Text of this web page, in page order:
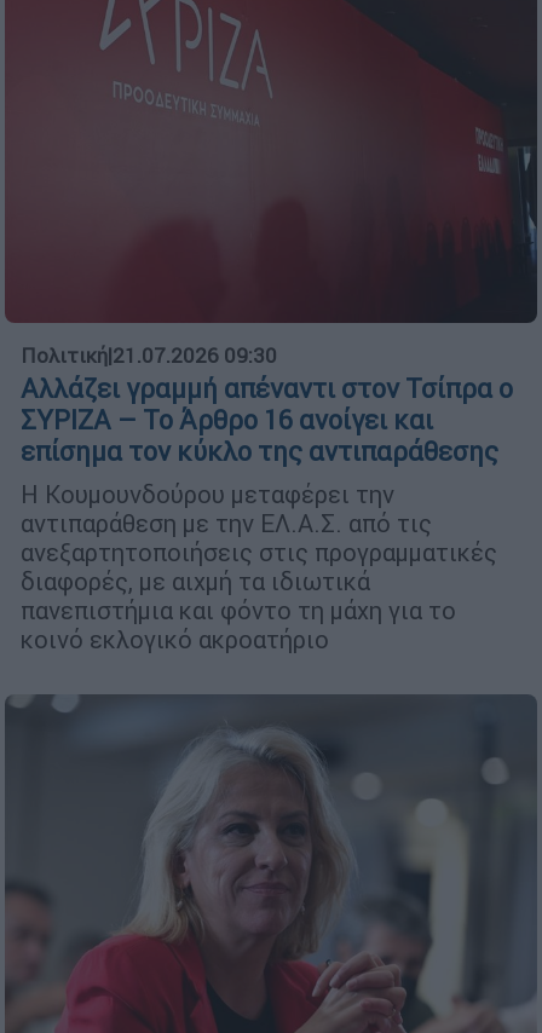
Πολιτική|21.07.2026 09:30
Αλλάζει γραμμή απέναντι στον Τσίπρα ο
ΣΥΡΙΖΑ – Το Άρθρο 16 ανοίγει και
επίσημα τον κύκλο της αντιπαράθεσης
Η Κουμουνδούρου μεταφέρει την
αντιπαράθεση με την ΕΛ.Α.Σ. από τις
ανεξαρτητοποιήσεις στις προγραμματικές
διαφορές, με αιχμή τα ιδιωτικά
πανεπιστήμια και φόντο τη μάχη για το
κοινό εκλογικό ακροατήριο